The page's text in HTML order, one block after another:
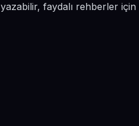
yazabilir, faydalı rehberler için